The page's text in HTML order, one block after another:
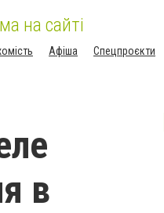
на сайті
Афіша Спецпроєкти
в